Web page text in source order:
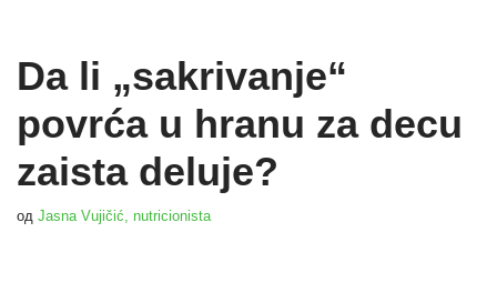
Da li „sakrivanje“
povrća u hranu za decu
zaista deluje?
од Jasna Vujičić, nutricionista